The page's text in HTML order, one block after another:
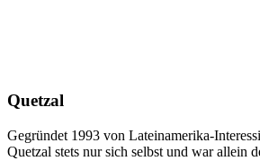
Quetzal
Gegründet 1993 von Lateinamerika-
Quetzal stets nur sich selbst und war allein